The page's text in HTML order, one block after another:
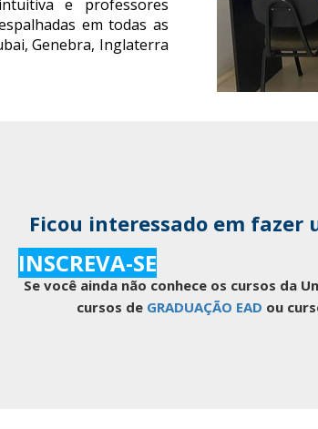
e professores
em todas as
Genebra, Inglaterra
Ficou interessado em fazer
INSCREVA-SE
Se você ainda não conhece os cursos da
cursos de GRADUAÇÃO EAD ou